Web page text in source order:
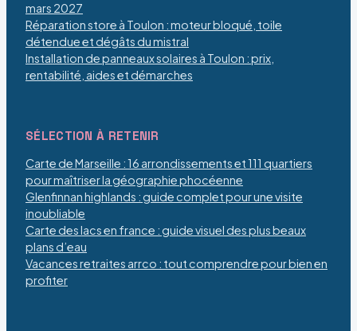
mars 2027
Réparation store à Toulon : moteur bloqué, toile
détendue et dégâts du mistral
Installation de panneaux solaires à Toulon : prix,
rentabilité, aides et démarches
SÉLECTION À RETENIR
Carte de Marseille : 16 arrondissements et 111 quartiers
pour maîtriser la géographie phocéenne
Glenfinnan highlands : guide complet pour une visite
inoubliable
Carte des lacs en france : guide visuel des plus beaux
plans d’eau
Vacances retraites arrco : tout comprendre pour bien en
profiter